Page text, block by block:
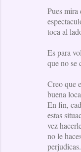
Pues mira
toca al
Es para
que no se
Creo que
buena
En fin,
estas
vez
no le
perjudicas.